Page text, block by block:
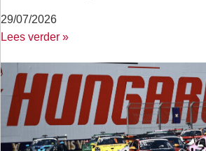
29/07/2026
Lees verder »